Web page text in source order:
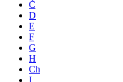
Č
D
E
F
G
H
Ch
I